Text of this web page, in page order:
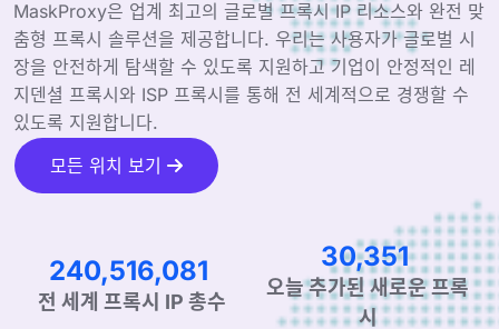
MaskProxy은 업계 최고의 글로벌 프록시 IP 리소스와 완전 맞
춤형 프록시 솔루션을 제공합니다. 우리는 사용자가 글로벌 시
장을 안전하게 탐색할 수 있도록 지원하고 기업이 안정적인 레
지덴셜 프록시와 ISP 프록시를 통해 전 세계적으로 경쟁할 수
있도록 지원합니다.
모든 위치 보기
339,986,383 42,904
오늘 추가된 새로운 프록
시